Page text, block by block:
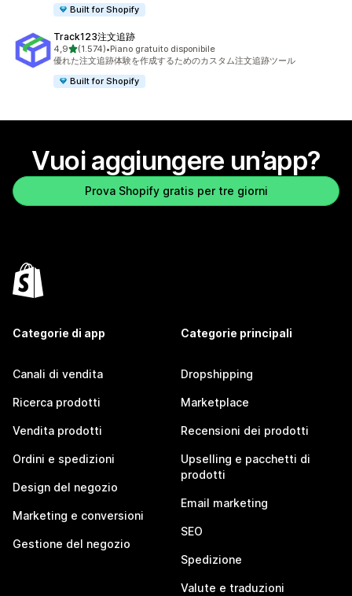
Built for Shopify
Track123注文追跡
4,9stelle su 5
(1.574)
1574 recensioni totali
•Piano gratuito disponibile
優れた注文追跡体験を作成するためのカスタム注文追跡ツール
Built for Shopify
Vuoi aggiungere un’app?
Prova Shopify gratis per tre giorni
Categorie di app
Canali di vendita
Ricerca prodotti
Vendita prodotti
Ordini e spedizioni
Design del negozio
Marketing e conversioni
Gestione del negozio
Categorie principali
Dropshipping
Marketplace
Recensioni dei prodotti
Upselling e pacchetti di
prodotti
Email marketing
SEO
Spedizione
Valute e traduzioni